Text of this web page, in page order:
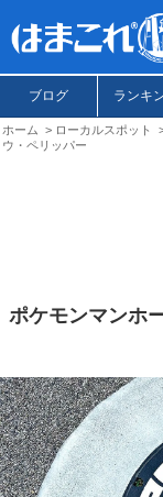
ブログ ランキ
ホーム ローカルスポット
ウ・ペリッパー
ポケモンマンホ